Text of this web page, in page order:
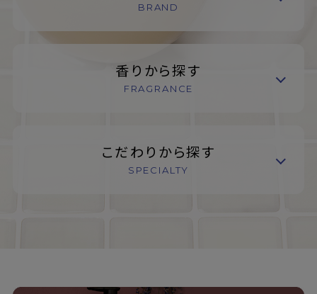
BRAND
香りから探す
FRAGRANCE
こだわりから探す
SPECIALTY